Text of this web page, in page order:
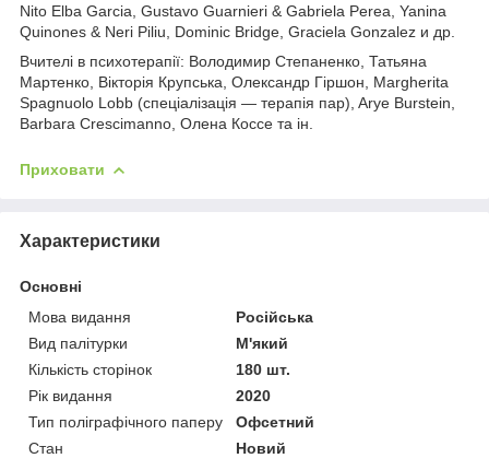
Nito Elba Garcia, Gustavo Guarnieri & Gabriela Perea, Yanina
Quinones & Neri Piliu, Dominic Bridge, Graciela Gonzalez и др.
Вчителі в психотерапії: Володимир Степаненко, Татьяна
Мартенко, Вікторія Крупська, Олександр Гіршон, Margherita
Spagnuolo Lobb (спеціалізація — терапія пар), Arye Burstein,
Barbara Crescimanno, Олена Коссе та ін.
Приховати
Характеристики
Основні
Мова видання
Російська
Вид палітурки
М'який
Кількість сторінок
180 шт.
Рік видання
2020
Тип поліграфічного паперу
Офсетний
Стан
Новий